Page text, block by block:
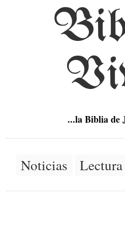
...la Biblia de
Noticias